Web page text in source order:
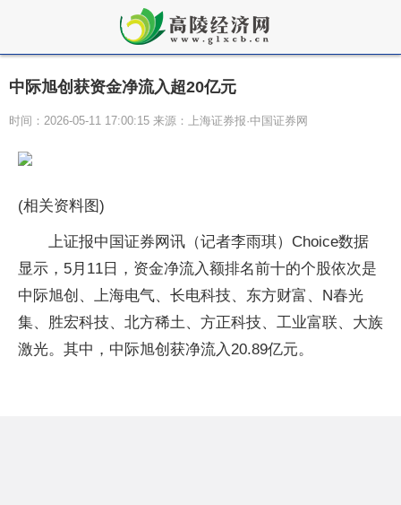
中际旭创获资金净流入超20亿元
时间：2026-05-11 17:00:15 来源：上海证券报·中国证券网
(相关资料图)
上证报中国证券网讯（记者李雨琪）Choice数据
显示，5月11日，资金净流入额排名前十的个股依次是
中际旭创、上海电气、长电科技、东方财富、N春光
集、胜宏科技、北方稀土、方正科技、工业富联、大族
激光。其中，中际旭创获净流入20.89亿元。